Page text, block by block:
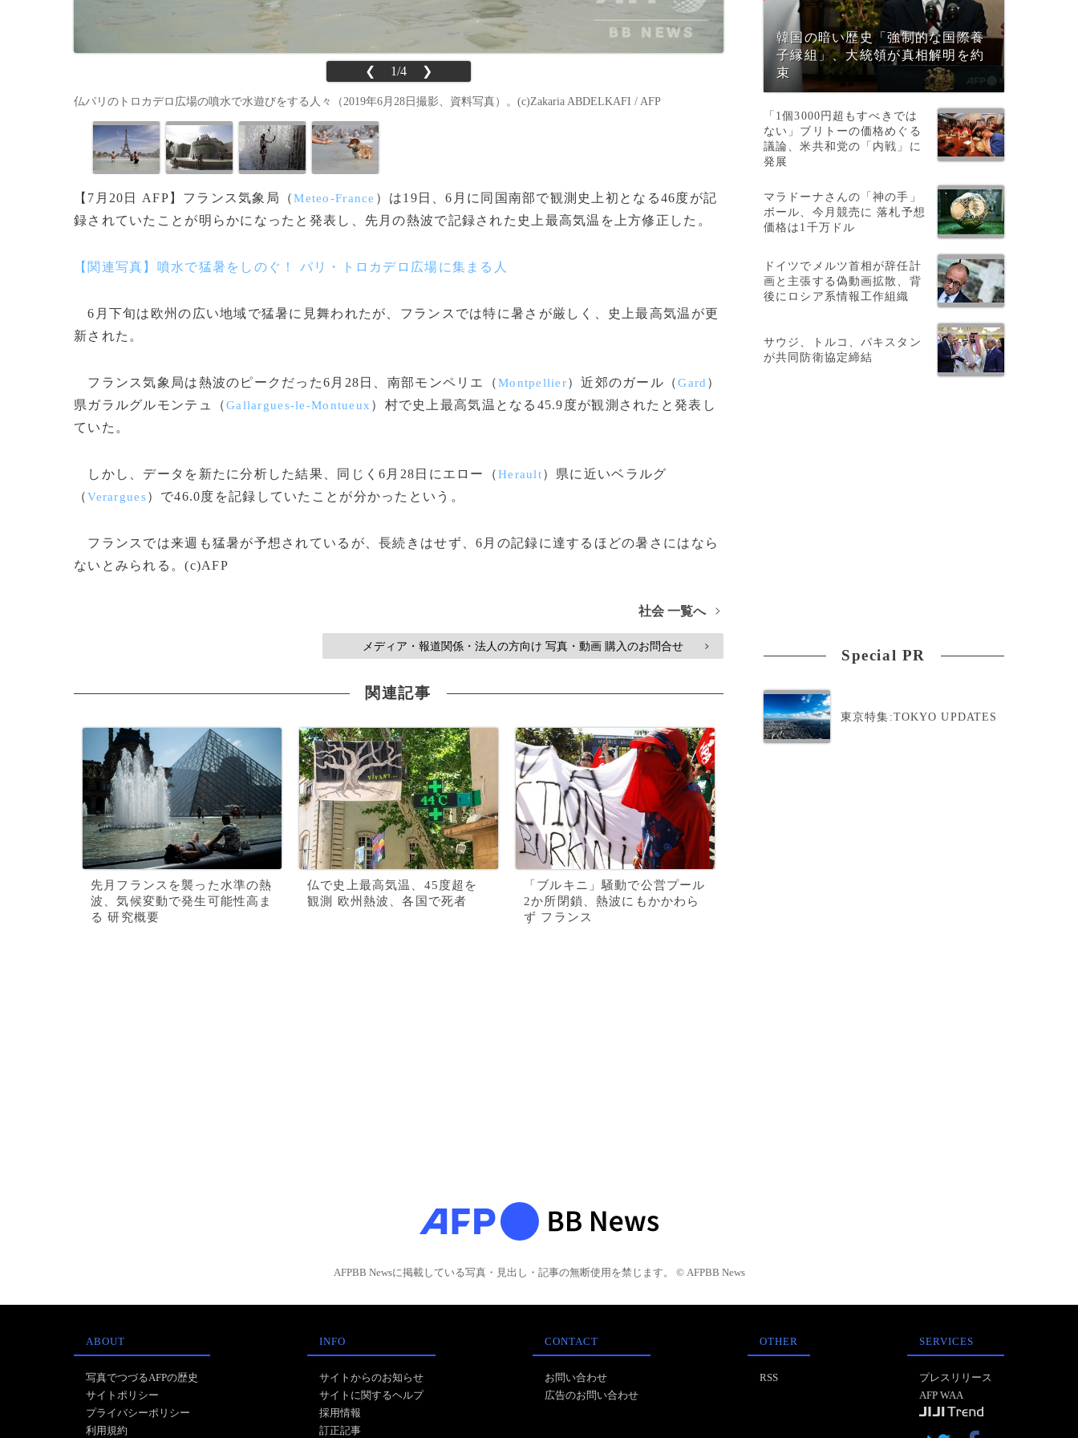
❮ 1/4 ❯
仏パリのトロカデロ広場の噴水で水遊びをする人々（2019年6月28日撮影、資料写真）。(c)Zakaria ABDELKAFI / AFP
【7月20日 AFP】フランス気象局（Meteo-France ）は19日、6月に同国南部で観測史上初となる46度が記
録されていたことが明らかになったと発表し、先月の熱波で記録された史上最高気温を上方修正した。
【関連写真】噴水で猛暑をしのぐ！ パリ・トロカデロ広場に集まる人
6月下旬は欧州の広い地域で猛暑に見舞われたが、フランスでは特に暑さが厳しく、史上最高気温が更
新された。
フランス気象局は熱波のピークだった6月28日、南部モンペリエ（Montpellier）近郊のガール（Gard ）
県ガラルグルモンテュ（Gallargues-le-Montueux ）村で史上最高気温となる45.9度が観測されたと発表し
ていた。
しかし、データを新たに分析した結果、同じく6月28日にエロー（Herault）県に近いベラルグ
（Verargues）で46.0度を記録していたことが分かったという。
フランスでは来週も猛暑が予想されているが、長続きはせず、6月の記録に達するほどの暑さにはなら
ないとみられる。(c)AFP
社会 一覧へ >
メディア・報道関係・法人の方向け 写真・動画 購入のお問合せ >
関連記事
先月フランスを襲った水準の熱
波、気候変動で発生可能性高ま
る 研究概要
仏で史上最高気温、45度超を
観測 欧州熱波、各国で死者
「ブルキニ」騒動で公営プール
2か所閉鎖、熱波にもかかわら
ず フランス
韓国の暗い歴史「強制的な国際養
子縁組」、大統領が真相解明を約
束
「1個3000円超もすべきでは
ない」ブリトーの価格めぐる
議論、米共和党の「内戦」に
発展
マラドーナさんの「神の手」
ボール、今月競売に 落札予想
価格は1千万ドル
ドイツでメルツ首相が辞任計
画と主張する偽動画拡散、背
後にロシア系情報工作組織
サウジ、トルコ、パキスタン
が共同防衛協定締結
Special PR
東京特集:TOKYO UPDATES
AFPBB Newsに掲載している写真・見出し・記事の無断使用を禁じます。 © AFPBB News
ABOUT
写真でつづるAFPの歴史
サイトポリシー
プライバシーポリシー
利用規約
INFO
サイトからのお知らせ
サイトに関するヘルプ
採用情報
訂正記事
CONTACT
お問い合わせ
広告のお問い合わせ
OTHER
RSS
SERVICES
プレスリリース
AFP WAA